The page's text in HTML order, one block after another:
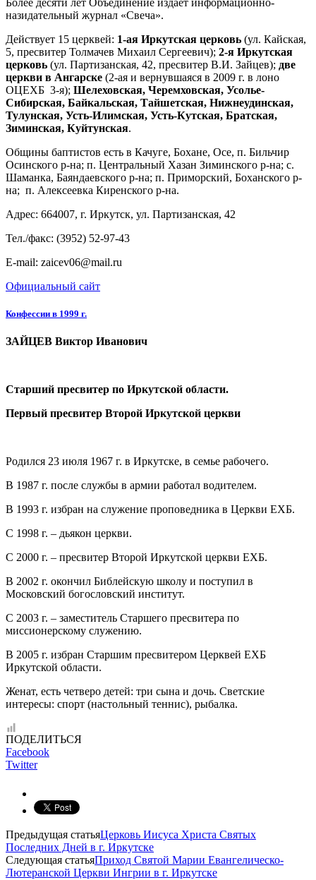
назидательный журнал «Свеча».
Действует 15 церквей: 1-ая Иркутская церковь (ул. Кайская,
5, пресвитер Толмачев Михаил Сергеевич); 2-я Иркутская
церковь (ул. Партизанская, 42, пресвитер В.И. Зайцев); две
церкви в Ангарске (2-ая и вернувшаяся в 2009 г. в лоно
ОЦЕХБ 3-я); Шелеховская, Черемховская, Усолье-
Сибирская, Байкальская, Тайшетская, Нижнеудинская,
Тулунская, Усть-Илимская, Усть-Кутская, Братская,
Зиминская, Куйтунская.
Общины баптистов есть в Качуге, Бохане, Осе, п. Бильчир
Осинского р-на; п. Центральный Хазан Зиминского р-на; с.
Шаманка, Баяндаевского р-на; п. Приморский, Боханского р-
на; п. Алексеевка Киренского р-на.
Адрес: 664007, г. Иркутск, ул. Партизанская, 42
Тел./факс: (3952) 52-97-43
E-mail: zaicev06@mail.ru
Официальный сайт
Конфессии в 1999 г.
ЗАЙЦЕВ Виктор Иванович
Старший пресвитер по Иркутской области.
Первый пресвитер Второй Иркутской церкви
Родился 23 июля 1967 г. в Иркутске, в семье рабочего.
В 1987 г. после службы в армии работал водителем.
В 1993 г. избран на служение проповедника в Церкви ЕХБ.
С 1998 г. – дьякон церкви.
С 2000 г. – пресвитер Второй Иркутской церкви ЕХБ.
В 2002 г. окончил Библейскую школу и поступил в
Московский богословский институт.
С 2003 г. – заместитель Старшего пресвитера по
миссионерскому служению.
В 2005 г. избран Старшим пресвитером Церквей ЕХБ
Иркутской области.
Женат, есть четверо детей: три сына и дочь. Светские
интересы: спорт (настольный теннис), рыбалка.
ПОДЕЛИТЬСЯ
Facebook
Twitter
Предыдущая статьяЦерковь Иисуса Христа Святых
Последних Дней в г. Иркутске
Следующая статьяПриход Святой Марии Евангелическо-
Лютеранской Церкви Ингрии в г. Иркутске